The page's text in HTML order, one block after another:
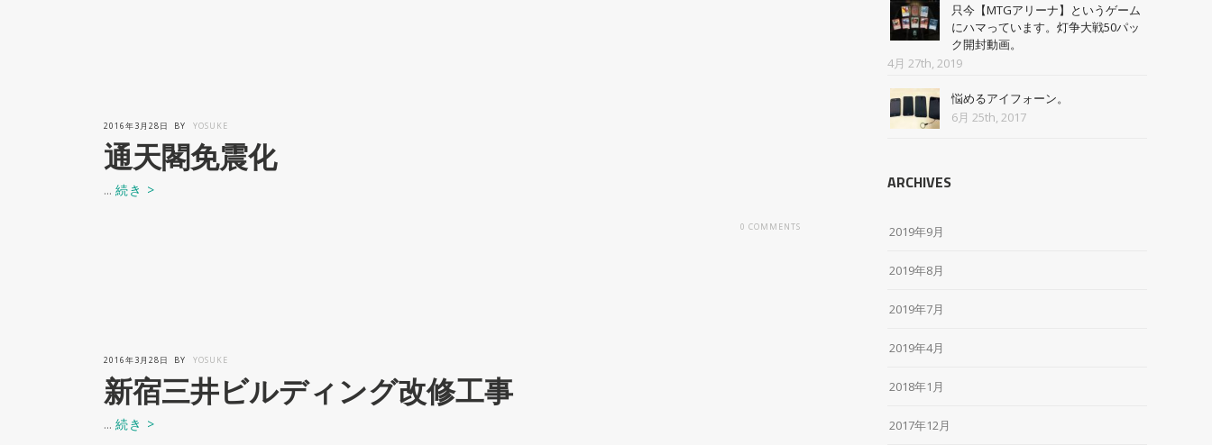
2016年3月28日 BY YOSUKE
通天閣免震化
...続き >
0 COMMENTS
2016年3月28日 BY YOSUKE
新宿三井ビルディング改修工事
...続き >
只今【MTGアリーナ】というゲーム
にハマっています。灯争大戦50パッ
ク開封動画。
4月 27th, 2019
悩めるアイフォーン。
6月 25th, 2017
ARCHIVES
2019年9月
2019年8月
2019年7月
2019年4月
2018年1月
2017年12月